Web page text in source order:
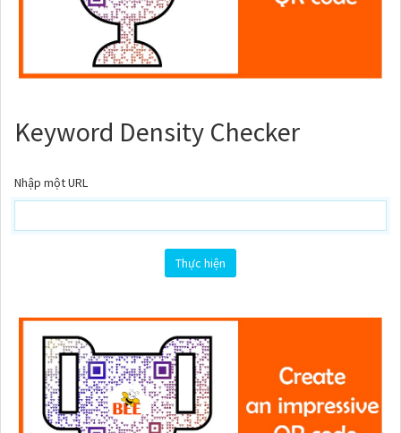
Keyword Density Checker
Nhập một URL